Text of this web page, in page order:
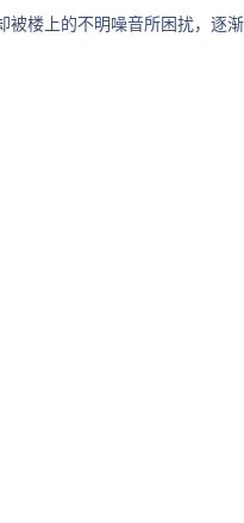
楼上的不明噪音所困扰，逐